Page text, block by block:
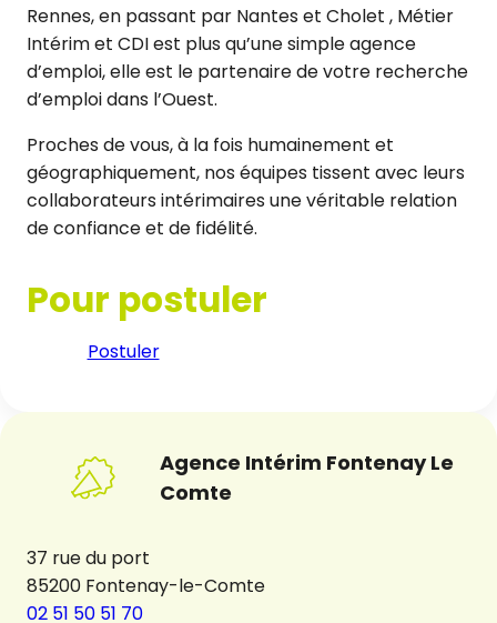
Rennes, en passant par Nantes et Cholet , Métier
Intérim et CDI est plus qu’une simple agence
d’emploi, elle est le partenaire de votre recherche
d’emploi dans l’Ouest.
Proches de vous, à la fois humainement et
géographiquement, nos équipes tissent avec leurs
collaborateurs intérimaires une véritable relation
de confiance et de fidélité.
Pour postuler
Postuler
Agence Intérim Fontenay Le
Comte
37 rue du port
85200 Fontenay-le-Comte
02 51 50 51 70